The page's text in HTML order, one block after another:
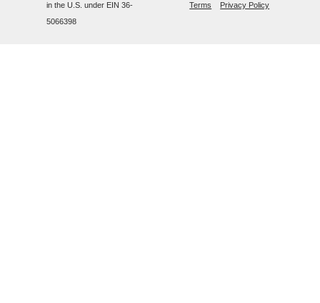
in the U.S. under EIN 36-
5066398
Privacy Policy
Terms